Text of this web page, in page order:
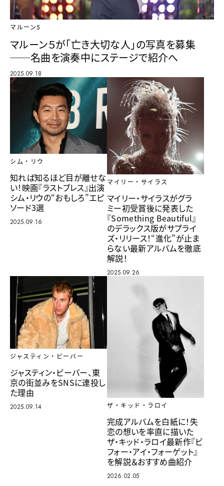
マルーン5
マルーン５が「亡き大切な人」の写真を募集
──名曲を演奏中にステージで紹介へ
2025.09.18
シム・リウ
知れば知るほど目が離せな
い！映画『ラストブレス』出演
シム・リウの“おもしろ”エピ
ソード3選
2025.09.16
マイリー・サイラス
マイリー・サイラスがグラ
ミー初受賞後に発表した
『Something Beautiful』
のデラックス版がサプライ
ズ・リリース！“進化”が止ま
らない最新アルバムを徹底
解説！
2025.09.26
ジャスティン・ビーバー
ジャスティン・ビーバー、東
京の街並みをSNSに連投し
た理由
2025.09.14 ザ・キッド・ラロイ
完成アルバムを白紙に！失
恋の想いを率直に描いた
ザ・キッド・ラロイ最新作『ビ
フォー・アイ・フォーゲット』
を解説＆おすすめ曲紹介
2026.02.05